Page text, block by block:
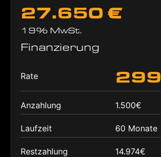
27.650 €
19% MwSt.
Finanzierung
Rate
Anzahlung 1.500€
Laufzeit 60 Monate
Restzahlung 14.974€